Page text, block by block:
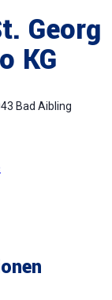
Georg
KG
Bad Aibling